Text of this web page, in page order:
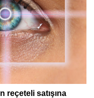
reçeteli satışına